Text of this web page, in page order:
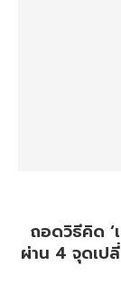
ถอดวิธีคิด ‘
ผ่าน 4 จุดเป